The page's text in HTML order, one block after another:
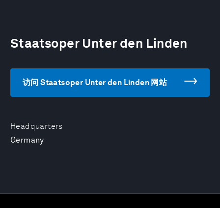
Headquarters
Germany
Staatsoper Unter den Linden
访问 Staatsoper Unter den Linden 网站